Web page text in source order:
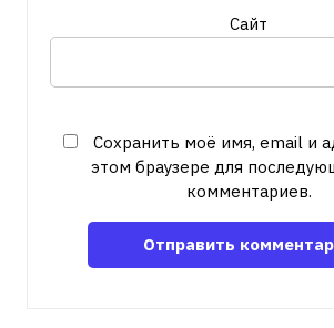
Сайт
Сохранить моё имя, email и
этом браузере для
комментариев.